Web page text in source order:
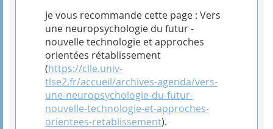
Je vous recommande cette page : Vers
une neuropsychologie du futur -
nouvelle technologie et approches
orientées rétablissement
(https://clle.univ-
tlse2.fr/accueil/archives-agenda/vers-
une-neuropsychologie-du-futur-
nouvelle-technologie-et-approches-
orientees-retablissement).